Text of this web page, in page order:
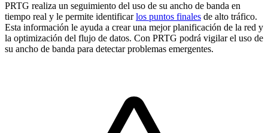
PRTG realiza un seguimiento del uso de su ancho de banda en
tiempo real y le permite identificarlos puntos finales de alto tráfico.
Esta información le ayuda a crear una mejor planificación de la red y
la optimización del flujo de datos. Con PRTG podrá vigilar el uso de
su ancho de banda para detectar problemas emergentes.